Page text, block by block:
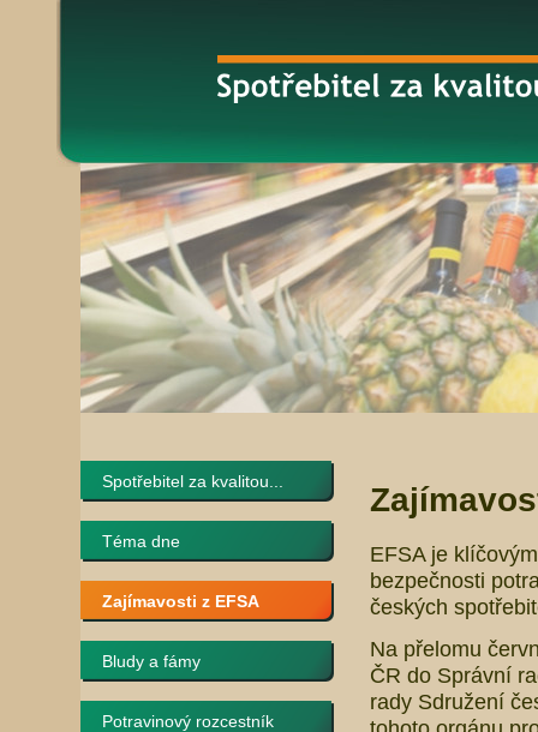
Spotřebitel za kvalitou...
Téma dne
Zajímavosti z EFSA
Bludy a fámy
Potravinový rozcestník
EFSA je
bezpečnosti
českých
Na přelomu
ČR do Správní
rady Sdružení